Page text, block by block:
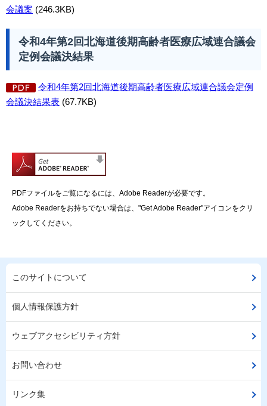
会議案 (246.3KB)
令和4年第2回北海道後期高齢者医療広域連合議会
定例会議決結果
令和4年第2回北海道後期高齢者医療広域連合議会定例
会議決結果表 (67.7KB)
PDFファイルをご覧になるには、Adobe Readerが必要です。
Adobe Readerをお持ちでない場合は、"Get Adobe Reader"アイコンをクリ
ックしてください。
このサイトについて
個人情報保護方針
ウェブアクセシビリティ方針
お問い合わせ
リンク集